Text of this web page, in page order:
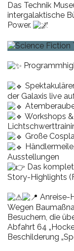
Das Technik
intergalaktische
Power.
der Galaxis live
Workshops
Große
Ausstellungen
Das
Story-Highlights
Anreise-
Wegen
Besuchern, die
Abfahrt 64
Beschilderung